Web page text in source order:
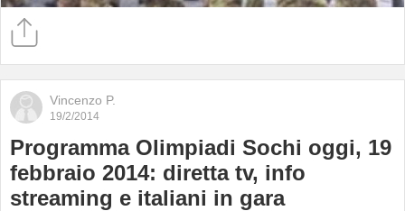
Vincenzo P.
19/2/2014
Programma Olimpiadi Sochi oggi, 19
febbraio 2014: diretta tv, info
streaming e italiani in gara